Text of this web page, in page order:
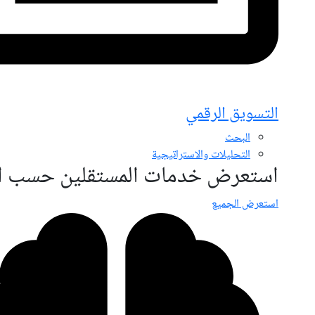
التسويق الرقمي
البحث
التحليلات والاستراتيجية
استعرض خدمات المستقلين حسب
استعرض الجميع